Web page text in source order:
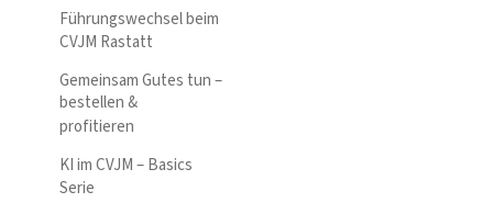
Führungswechsel beim
CVJM Rastatt
Gemeinsam Gutes tun –
bestellen &
profitieren
KI im CVJM – Basics
Serie